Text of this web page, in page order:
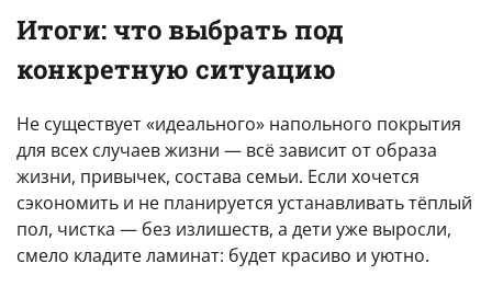
Итоги: что выбрать под
конкретную ситуацию
Не существует «идеального» напольного покрытия
для всех случаев жизни — всё зависит от образа
жизни, привычек, состава семьи. Если хочется
сэкономить и не планируется устанавливать тёплый
пол, чистка — без излишеств, а дети уже выросли,
смело кладите ламинат: будет красиво и уютно.